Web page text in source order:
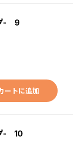
- 9
ートに追加
- 10